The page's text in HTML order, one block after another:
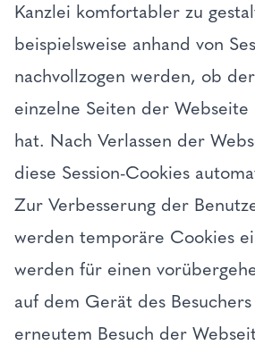
Kanzlei komfortabler zu
beispielsweise anhand von
nachvollzogen werden, ob
einzelne Seiten der
hat. Nach Verlassen der
diese Session-Cookies
Zur Verbesserung der
werden temporäre Cookies
werden für einen
auf dem Gerät des
erneutem Besuch der